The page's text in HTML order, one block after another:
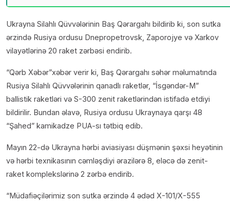
Ukrayna Silahlı Qüvvələrinin Baş Qərargahı bildirib ki, son sutka
ərzində Rusiya ordusu Dnepropetrovsk, Zaporojye və Xarkov
vilayətlərinə 20 raket zərbəsi endirib.
“Qərb Xəbər”xəbər verir ki, Baş Qərargahı səhər məlumatında
Rusiya Silahlı Qüvvələrinin qanadlı raketlər, “İsgəndər-M”
ballistik raketləri və S-300 zenit raketlərindən istifadə etdiyi
bildirilir. Bundan əlavə, Rusiya ordusu Ukraynaya qarşı 48
“Şahed” kamikadze PUA-sı tətbiq edib.
Mayın 22-də Ukrayna hərbi aviasiyası düşmənin şəxsi heyətinin
və hərbi texnikasının cəmləşdiyi ərazilərə 8, eləcə də zenit-
raket komplekslərinə 2 zərbə endirib.
“Müdafiəçilərimiz son sutka ərzində 4 ədəd X-101/X-555